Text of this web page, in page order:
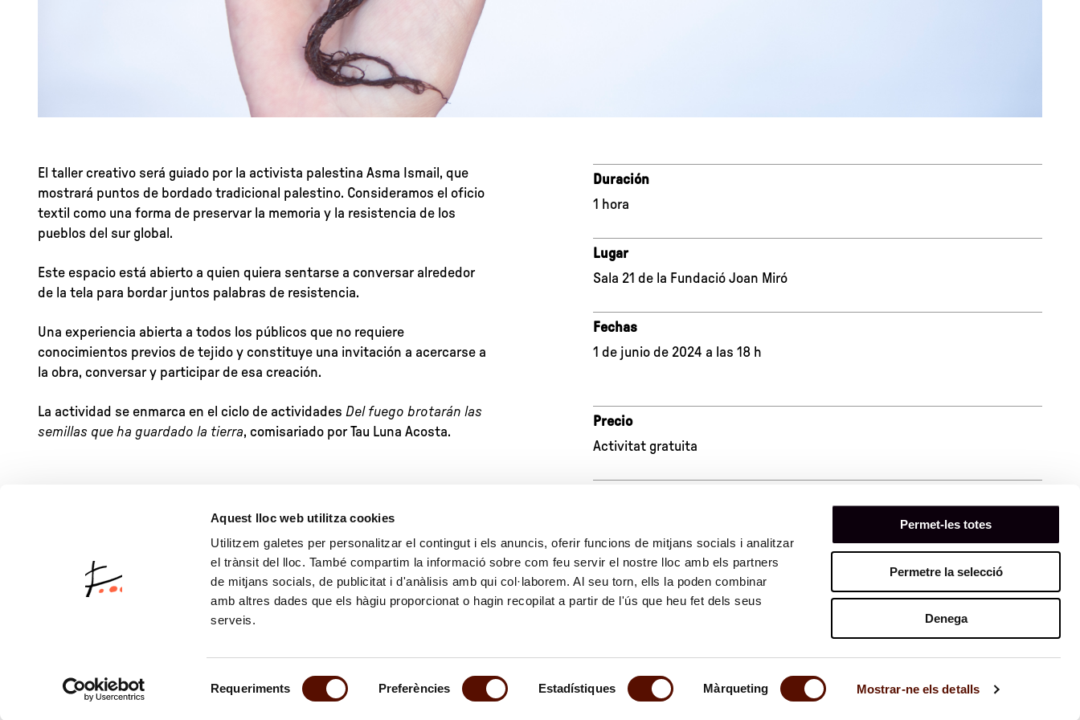
Aquest lloc web utilitza cookies
Utilitzem galetes per personalitzar el contingut i els anuncis, oferir funcions de mitjans socials i analitzar
el trànsit del lloc. També compartim la informació sobre com feu servir el nostre lloc amb els partners
de mitjans socials, de publicitat i d'anàlisis amb qui col·laborem. Al seu torn, ells la poden combinar
amb altres dades que els hàgiu proporcionat o hagin recopilat a partir de l'ús que heu fet dels seus
serveis.
Requeriments Preferències Estadístiques Màrqueting Mostrar-ne els detalls
Permet-les totes
Permetre la selecció
Denega
El taller creativo será guiado por la activista palestina Asma Ismail, que
mostrará puntos de bordado tradicional palestino. Consideramos el oficio
textil como una forma de preservar la memoria y la resistencia de los
pueblos del sur global.
Este espacio está abierto a quien quiera sentarse a conversar alrededor
de la tela para bordar juntos palabras de resistencia.
Una experiencia abierta a todos los públicos que no requiere
conocimientos previos de tejido y constituye una invitación a acercarse a
la obra, conversar y participar de esa creación.
La actividad se enmarca en el ciclo de actividades Del fuego brotarán las
semillas que ha guardado la tierra, comisariado por Tau Luna Acosta.
Duración
1 hora
Lugar
Sala 21 de la Fundació Joan Miró
Fechas
1 de junio de 2024 a las 18 h
Precio
Activitat gratuita